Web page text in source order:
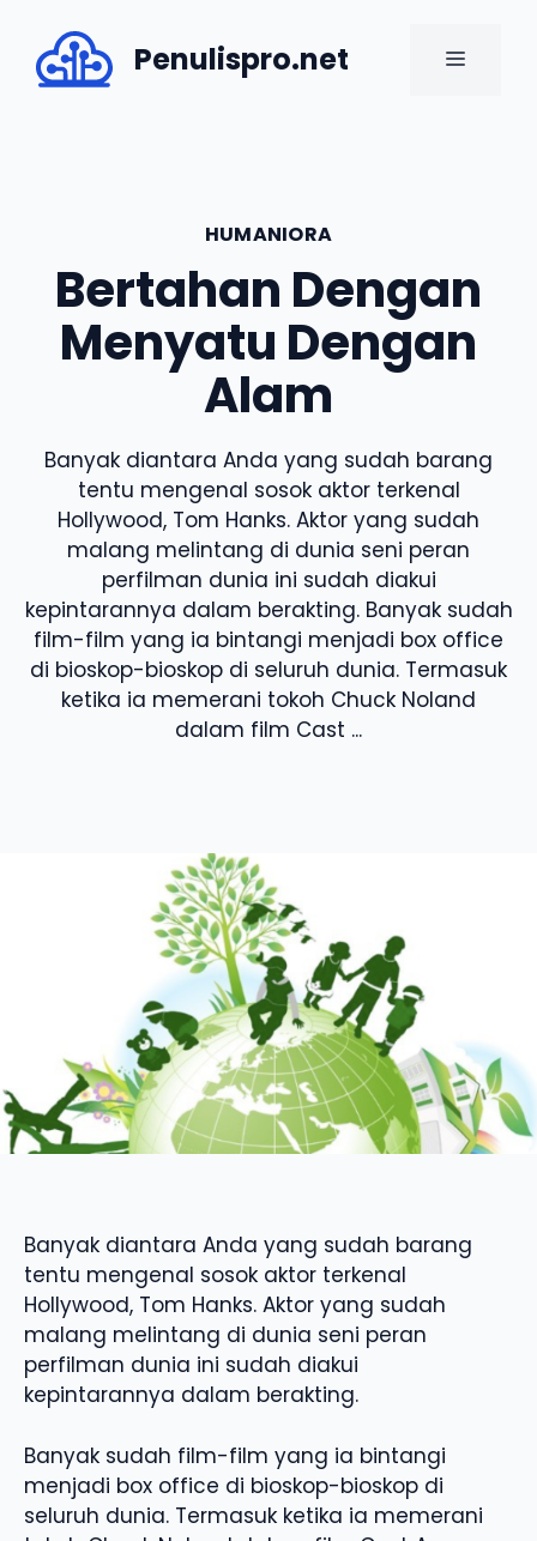
content
Penulispro.net MENU
HUMANIORA
Bertahan Dengan
Menyatu Dengan
Alam
Banyak diantara Anda yang sudah barang
tentu mengenal sosok aktor terkenal
Hollywood, Tom Hanks. Aktor yang sudah
malang melintang di dunia seni peran
perfilman dunia ini sudah diakui
kepintarannya dalam berakting. Banyak sudah
film-film yang ia bintangi menjadi box office
di bioskop-bioskop di seluruh dunia. Termasuk
ketika ia memerani tokoh Chuck Noland
dalam film Cast ...
Banyak diantara Anda yang sudah barang
tentu mengenal sosok aktor terkenal
Hollywood, Tom Hanks. Aktor yang sudah
malang melintang di dunia seni peran
perfilman dunia ini sudah diakui
kepintarannya dalam berakting.
Banyak sudah film-film yang ia bintangi
menjadi box office di bioskop-bioskop di
seluruh dunia. Termasuk ketika ia memerani